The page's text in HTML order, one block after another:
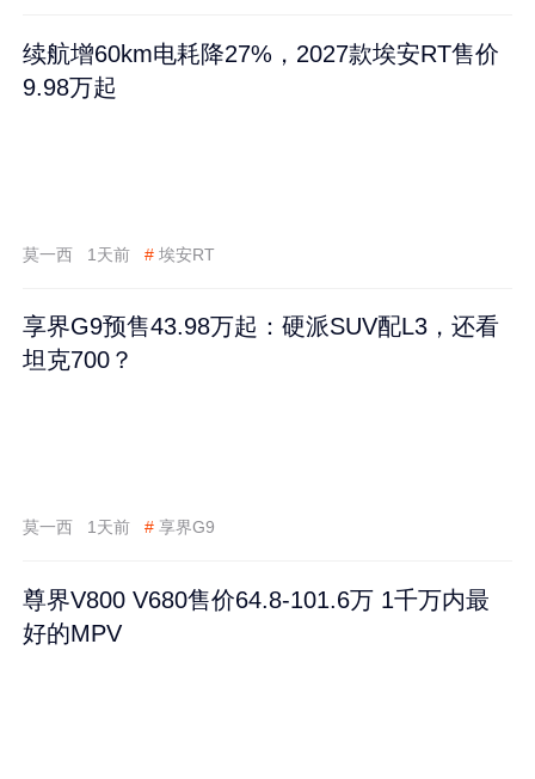
续航增60km电耗降27%，2027款埃安RT售价
9.98万起
莫一西 1天前 # 埃安RT
享界G9预售43.98万起：硬派SUV配L3，还看
坦克700？
莫一西 1天前 # 享界G9
尊界V800 V680售价64.8-101.6万 1千万内最
好的MPV